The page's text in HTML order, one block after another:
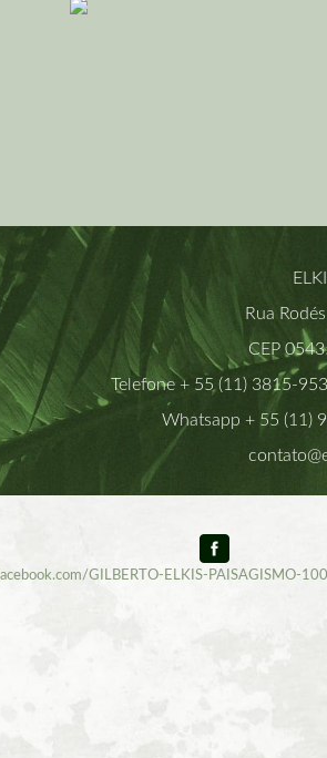
Rua
CEP
Telefone + 55 (11) 3815-
Whatsapp + 55 (11)
GILBERTO-ELKIS-PAISAGISMO-